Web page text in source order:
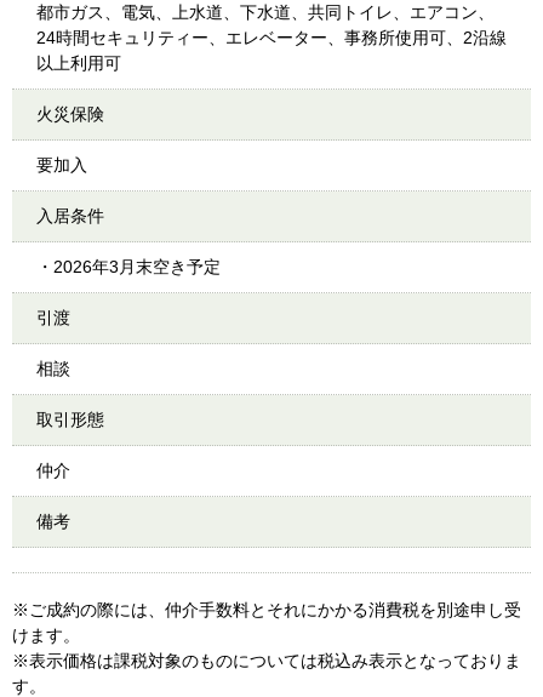
都市ガス、電気、上水道、下水道、共同トイレ、エアコン、
24時間セキュリティー、エレベーター、事務所使用可、2沿線
以上利用可
火災保険
要加入
入居条件
・2026年3月末空き予定
引渡
相談
取引形態
仲介
備考
※ご成約の際には、仲介手数料とそれにかかる消費税を別途申し受
けます。
※表示価格は課税対象のものについては税込み表示となっておりま
す。